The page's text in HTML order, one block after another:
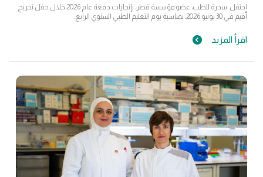
احتفل سدرة للطب، عضو مؤسسة قطر، بإنجازات دفعة عام 2026 خلال حفل تخريج
أقيم في 30 يونيو 2026، بمناسبة يوم التعليم الطبي السنوي الرابع.
اقرأ المزيد